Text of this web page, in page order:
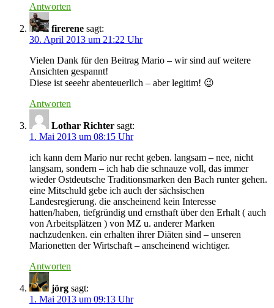
Antworten
firerene sagt:
30. April 2013 um 21:22 Uhr
Vielen Dank für den Beitrag Mario – wir sind auf weitere
Ansichten gespannt!
Diese ist seeehr abenteuerlich – aber legitim! 😉
Antworten
Lothar Richter sagt:
1. Mai 2013 um 08:15 Uhr
ich kann dem Mario nur recht geben. langsam – nee, nicht
langsam, sondern – ich hab die schnauze voll, das immer
wieder Ostdeutsche Traditionsmarken den Bach runter gehen.
eine Mitschuld gebe ich auch der sächsischen
Landesregierung. die anscheinend kein Interesse
hatten/haben, tiefgründig und ernsthaft über den Erhalt ( auch
von Arbeitsplätzen ) von MZ u. anderer Marken
nachzudenken. ein erhalten ihrer Diäten sind – unseren
Marionetten der Wirtschaft – anscheinend wichtiger.
Antworten
jörg sagt:
1. Mai 2013 um 09:13 Uhr